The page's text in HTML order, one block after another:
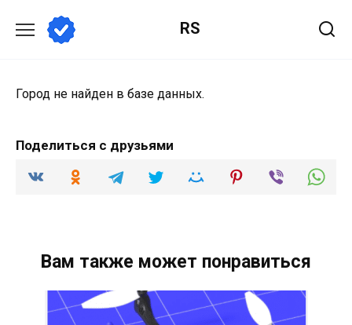
содержанию
RS
Город не найден в базе данных.
Поделиться с друзьями
Вам также может понравиться